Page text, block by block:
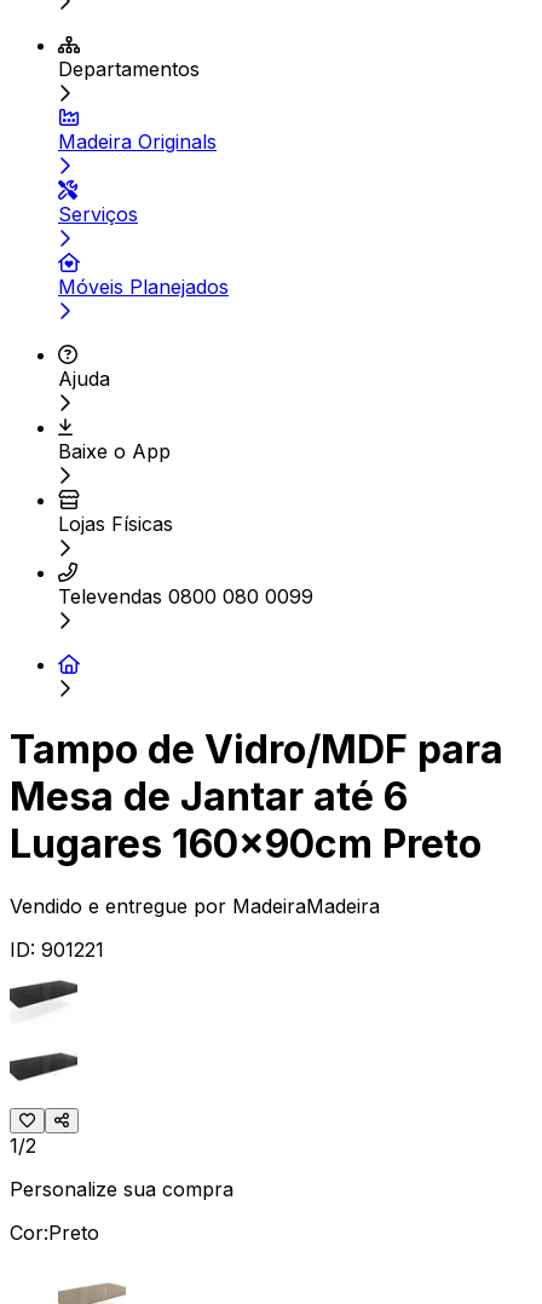
Departamentos
Madeira Originals
Serviços
Móveis Planejados
Ajuda
Baixe o App
Lojas Físicas
Televendas 0800 080 0099
Tampo de Vidro/MDF para
Mesa de Jantar até 6
Lugares 160x90cm Preto
Vendido e entregue por MadeiraMadeira
ID: 901221
1/2
Personalize sua compra
Cor:Preto